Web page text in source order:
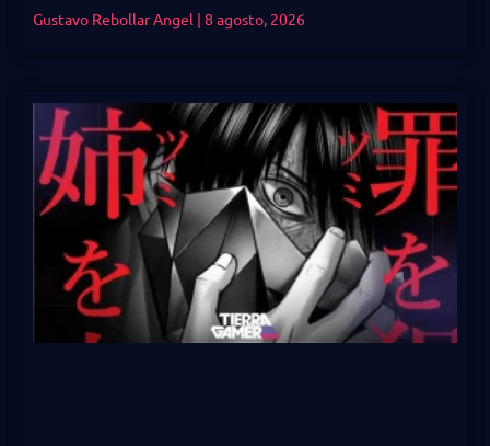
Gustavo Rebollar Angel 8 agosto, 2026